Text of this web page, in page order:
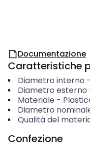
Documentazione
Caratteristiche
Diametro interno -
Diametro esterno
Materiale -
Diametro
Qualità del
Confezione